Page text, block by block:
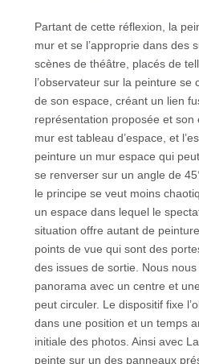
Partant de cette réflexion, la
mur et se l’approprie dans des
scènes de théâtre, placés de
l’observateur sur la peinture se
de son espace, créant un lien
représentation proposée et son
mur est tableau d’espace, et
peinture un mur espace qui
se renverser sur un angle de
le principe se veut moins
un espace dans lequel le
situation offre autant de
points de vue qui sont des
des issues de sortie. Nous
panorama avec un centre et
peut circuler. Le dispositif fixe
dans une position et un temps
initiale des photos. Ainsi avec
peinte sur un des panneaux